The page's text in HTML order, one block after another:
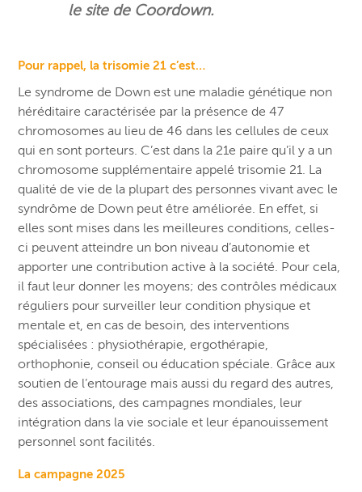
le site de Coordown.
Pour rappel, la trisomie 21 c’est…
Le syndrome de Down est une maladie génétique non
héréditaire caractérisée par la présence de 47
chromosomes au lieu de 46 dans les cellules de ceux
qui en sont porteurs. C’est dans la 21e paire qu’il y a un
chromosome supplémentaire appelé trisomie 21. La
qualité de vie de la plupart des personnes vivant avec le
syndrôme de Down peut être améliorée. En effet, si
elles sont mises dans les meilleures conditions, celles-
ci peuvent atteindre un bon niveau d’autonomie et
apporter une contribution active à la société. Pour cela,
il faut leur donner les moyens; des contrôles médicaux
réguliers pour surveiller leur condition physique et
mentale et, en cas de besoin, des interventions
spécialisées : physiothérapie, ergothérapie,
orthophonie, conseil ou éducation spéciale. Grâce aux
soutien de l’entourage mais aussi du regard des autres,
des associations, des campagnes mondiales, leur
intégration dans la vie sociale et leur épanouissement
personnel sont facilités.
La campagne 2025